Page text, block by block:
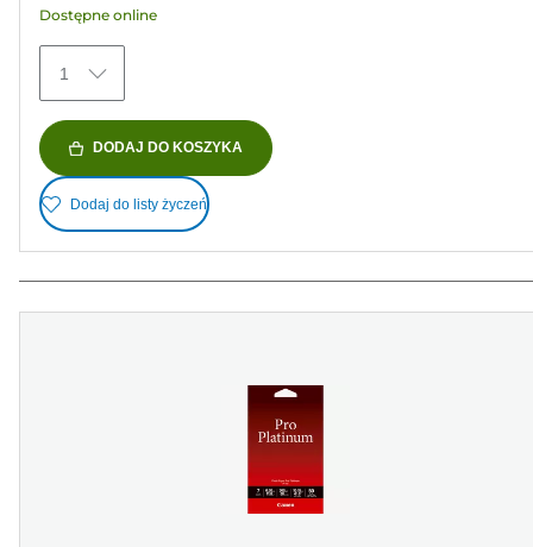
152
Recenzji
Dostępne online
1
DODAJ DO KOSZYKA
Dodaj do listy życzeń